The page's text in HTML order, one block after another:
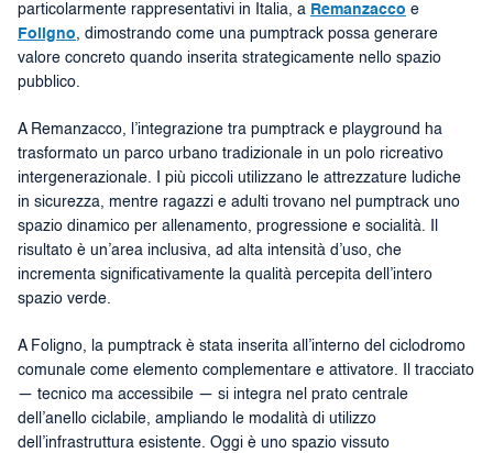
particolarmente rappresentativi in Italia, a Remanzacco e
Foligno, dimostrando come una pumptrack possa generare
valore concreto quando inserita strategicamente nello spazio
pubblico.
A Remanzacco, l’integrazione tra pumptrack e playground ha
trasformato un parco urbano tradizionale in un polo ricreativo
intergenerazionale. I più piccoli utilizzano le attrezzature ludiche
in sicurezza, mentre ragazzi e adulti trovano nel pumptrack uno
spazio dinamico per allenamento, progressione e socialità. Il
risultato è un’area inclusiva, ad alta intensità d’uso, che
incrementa significativamente la qualità percepita dell’intero
spazio verde.
A Foligno, la pumptrack è stata inserita all’interno del ciclodromo
comunale come elemento complementare e attivatore. Il tracciato
— tecnico ma accessibile — si integra nel prato centrale
dell’anello ciclabile, ampliando le modalità di utilizzo
dell’infrastruttura esistente. Oggi è uno spazio vissuto